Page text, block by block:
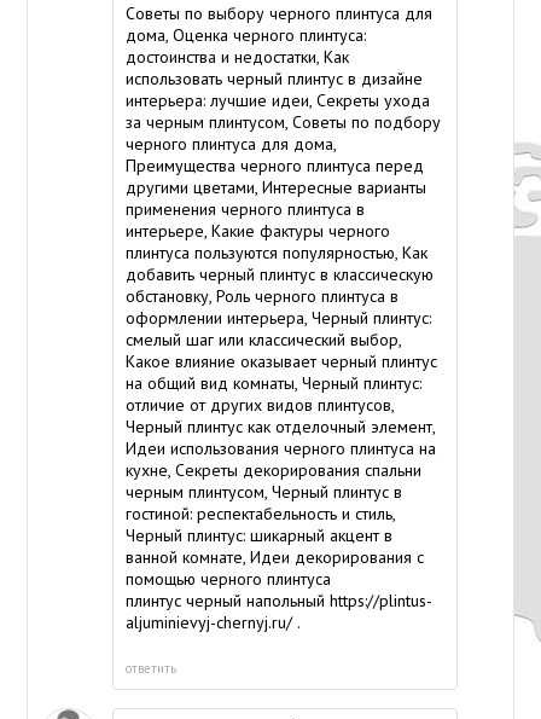
Советы по выбору черного плинтуса для
дома, Оценка черного плинтуса:
достоинства и недостатки, Как
использовать черный плинтус в дизайне
интерьера: лучшие идеи, Секреты ухода
за черным плинтусом, Советы по подбору
черного плинтуса для дома,
Преимущества черного плинтуса перед
другими цветами, Интересные варианты
применения черного плинтуса в
интерьере, Какие фактуры черного
плинтуса пользуются популярностью, Как
добавить черный плинтус в классическую
обстановку, Роль черного плинтуса в
оформлении интерьера, Черный плинтус:
смелый шаг или классический выбор,
Какое влияние оказывает черный плинтус
на общий вид комнаты, Черный плинтус:
отличие от других видов плинтусов,
Черный плинтус как отделочный элемент,
Идеи использования черного плинтуса на
кухне, Секреты декорирования спальни
черным плинтусом, Черный плинтус в
гостиной: респектабельность и стиль,
Черный плинтус: шикарный акцент в
ванной комнате, Идеи декорирования с
помощью черного плинтуса
плинтус черный напольныйhttps://plintus-
aljuminievyj-chernyj.ru/.
ответить